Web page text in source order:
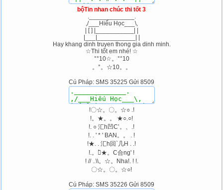
bộTin nhan chúc thi tốt 3
._____________.
,/___Hiếu Học___\,
| [ ] |___________| |
|___|___________| |
Hay khang dinh truyen thong gia dinh minh.
☆Thi tốt em nhé! ☆
°°10☆。°°10
。°。☆10。。
Cú Pháp: SMS 35225 Gửi 8509
!〇☆。〇。☆○ .!
!。★。。 ★○.○!
!. ○ 汇h凹C’。、.!
!. . ' * ' BAN。。 . !
!★. . 汇h回`几H . .!
!.。丷̀★。C合ng' !
! // ..\\。☆。Nha!. ! !.
〇☆。〇。☆○!
Cú Pháp: SMS 35226 Gửi 8509